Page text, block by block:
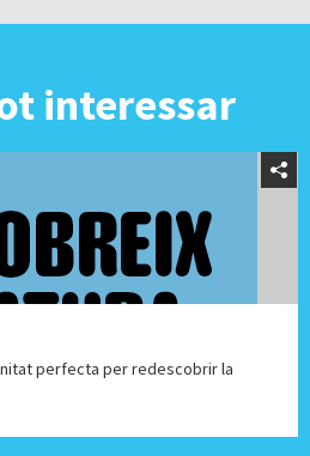
interessar
perfecta per redescobrir la